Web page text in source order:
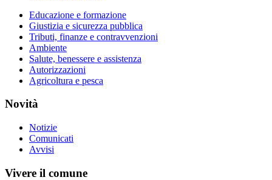
Educazione e formazione
Giustizia e sicurezza pubblica
Tributi, finanze e contravvenzioni
Ambiente
Salute, benessere e assistenza
Autorizzazioni
Agricoltura e pesca
Novità
Notizie
Comunicati
Avvisi
Vivere il comune